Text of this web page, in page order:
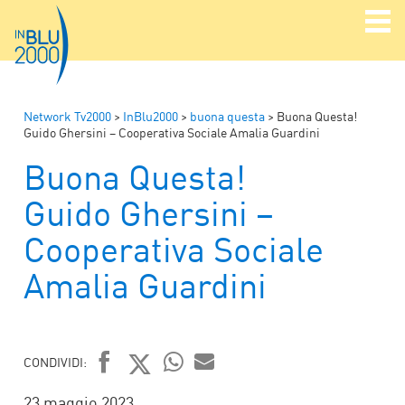
Network Tv2000 > InBlu2000 > buona questa > Buona Questa!
Guido Ghersini – Cooperativa Sociale Amalia Guardini
Buona Questa!
Guido Ghersini –
Cooperativa Sociale
Amalia Guardini
CONDIVIDI:
FACEBOOK
TWITTER